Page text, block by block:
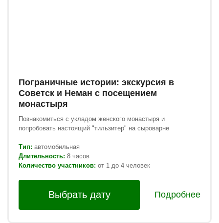
Пограничные истории: экскурсия в
Советск и Неман с посещением
монастыря
Познакомиться с укладом женского монастыря и
попробовать настоящий "тильзитер" на сыроварне
Тип: автомобильная
Длительность: 8 часов
Количество участников: от 1 до 4 человек
Выбрать дату Подробнее